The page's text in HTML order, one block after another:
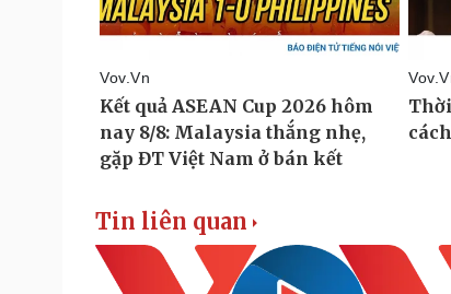
Tin liên quan